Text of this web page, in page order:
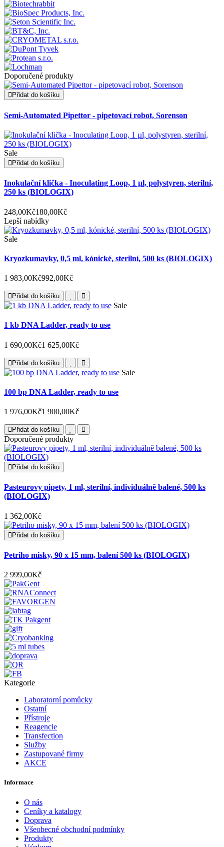
Doporučené produkty
Přidat do košíku
Semi-Automated Pipettor - pipetovací robot, Sorenson
Sale
Přidat do košíku
Inokulační klička - Inoculating Loop, 1 µl, polystyren, sterilní,
250 ks (BIOLOGIX)
248,00Kč180,00Kč
Lepší nabídky
Sale
Kryozkumavky, 0,5 ml, kónické, sterilní, 500 ks (BIOLOGIX)
1 983,00Kč992,00Kč
Přidat do košíku
Sale
1 kb DNA Ladder, ready to use
1 690,00Kč1 625,00Kč
Přidat do košíku
Sale
100 bp DNA Ladder, ready to use
1 976,00Kč1 900,00Kč
Přidat do košíku
Doporučené produkty
Přidat do košíku
Pasteurovy pipety, 1 ml, sterilní, individuálně balené, 500 ks
(BIOLOGIX)
1 362,00Kč
Přidat do košíku
Petriho misky, 90 x 15 mm, balení 500 ks (BIOLOGIX)
2 999,00Kč
Kategorie
Laboratorní pomůcky
Ostatní
Přístroje
Reagencie
Transfection
Služby
Zastupované firmy
AKCE
Informace
O nás
Ceníky a katalogy
Doprava
Všeobecné obchodní podmínky
Produkty